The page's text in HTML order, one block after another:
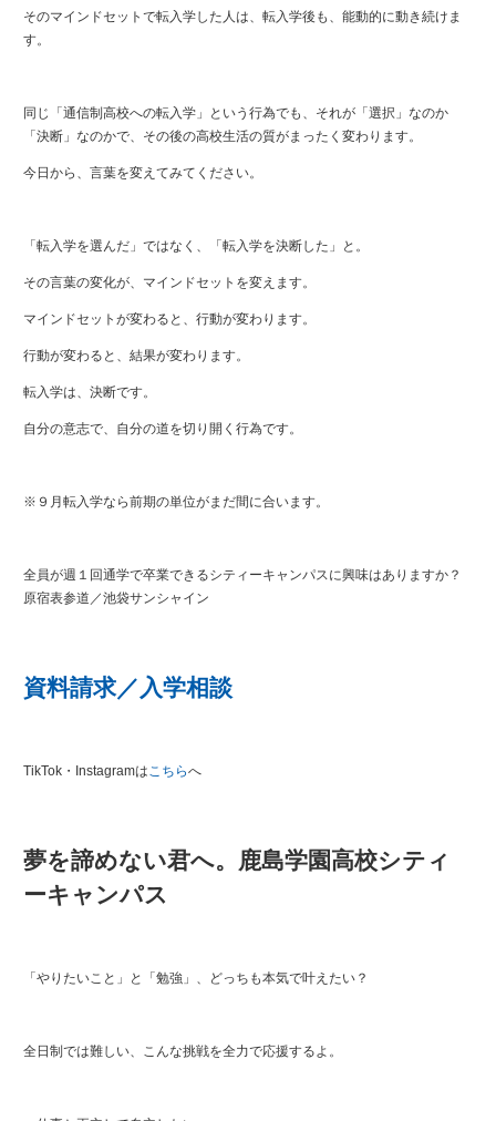
そのマインドセットで転入学した人は、転入学後も、能動的に動き続けま
す。
同じ「通信制高校への転入学」という行為でも、それが「選択」なのか
「決断」なのかで、その後の高校生活の質がまったく変わります。
今日から、言葉を変えてみてください。
「転入学を選んだ」ではなく、「転入学を決断した」と。
その言葉の変化が、マインドセットを変えます。
マインドセットが変わると、行動が変わります。
行動が変わると、結果が変わります。
転入学は、決断です。
自分の意志で、自分の道を切り開く行為です。
※９月転入学なら前期の単位がまだ間に合います。
全員が週１回通学で卒業できるシティーキャンパスに興味はありますか？
原宿表参道／池袋サンシャイン
資料請求／入学相談
TikTok・Instagramは こちらへ
夢を諦めない君へ。鹿島学園高校シティ
ーキャンパス
「やりたいこと」と「勉強」、どっちも本気で叶えたい？
全日制では難しい、こんな挑戦を全力で応援するよ。